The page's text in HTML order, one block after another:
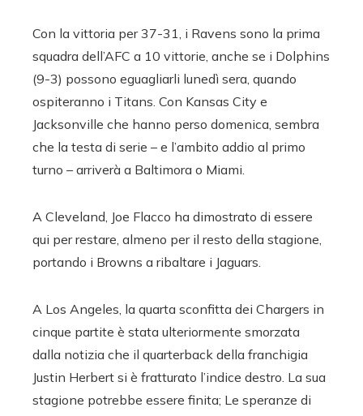
Con la vittoria per 37-31, i Ravens sono la prima
squadra dell’AFC a 10 vittorie, anche se i Dolphins
(9-3) possono eguagliarli lunedì sera, quando
ospiteranno i Titans. Con Kansas City e
Jacksonville che hanno perso domenica, sembra
che la testa di serie – e l’ambito addio al primo
turno – arriverà a Baltimora o Miami.
A Cleveland, Joe Flacco ha dimostrato di essere
qui per restare, almeno per il resto della stagione,
portando i Browns a ribaltare i Jaguars.
A Los Angeles, la quarta sconfitta dei Chargers in
cinque partite è stata ulteriormente smorzata
dalla notizia che il quarterback della franchigia
Justin Herbert si è fratturato l’indice destro. La sua
stagione potrebbe essere finita; Le speranze di